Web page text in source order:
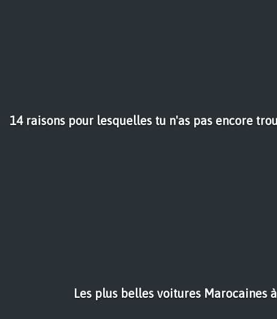
14 raisons pour lesquelles tu n'as pas encore
Les plus belles voitures Marocaines